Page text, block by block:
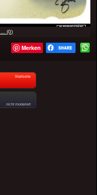
(0)
Merken
Startseite
nicht moderiert